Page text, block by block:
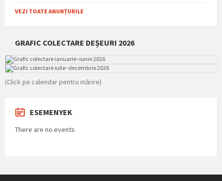
VEZI TOATE ANUNȚURILE
GRAFIC COLECTARE DEȘEURI 2026
(Click pe calendar pentru mărire)
ESEMENYEK
There are no events